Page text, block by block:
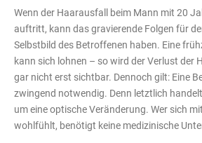
Wenn der Haarausfall beim Mann mit 20
auftritt, kann das gravierende Folgen für
Selbstbild des Betroffenen haben. Eine
kann sich lohnen – so wird der Verlust der
gar nicht erst sichtbar. Dennoch gilt: Eine
zwingend notwendig. Denn letztlich
um eine optische Veränderung. Wer sich
wohlfühlt, benötigt keine medizinische